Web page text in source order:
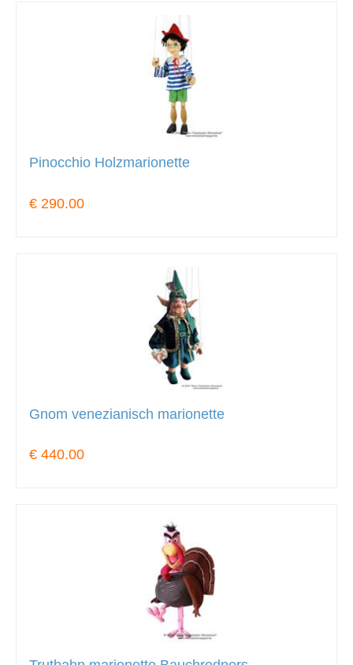
Pinocchio Holzmarionette
€ 290.00
Gnom venezianisch marionette
€ 440.00